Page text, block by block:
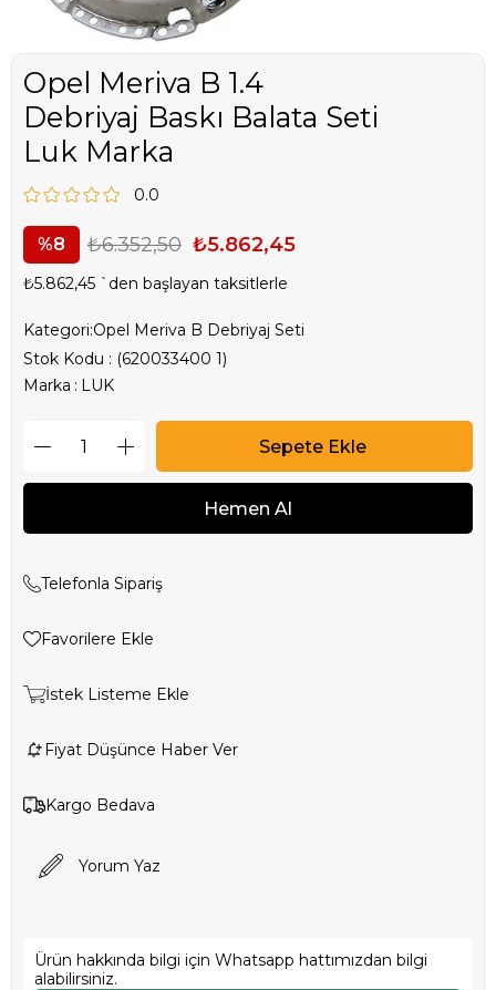
Opel Meriva B 1.4
Debriyaj Baskı Balata Seti
Luk Marka
0.0
8 ₺6.352,50 ₺5.862,45
₺5.862,45 `den başlayan taksitlerle
Kategori:Opel Meriva B Debriyaj Seti
Stok Kodu
(620033400 1)
Marka : LUK
Telefonla Sipariş
Favorilere Ekle
İstek Listeme Ekle
Fiyat Düşünce Haber Ver
Kargo Bedava
Yorum Yaz
Ürün hakkında bilgi için Whatsapp hattımızdan bilgi
alabilirsiniz.